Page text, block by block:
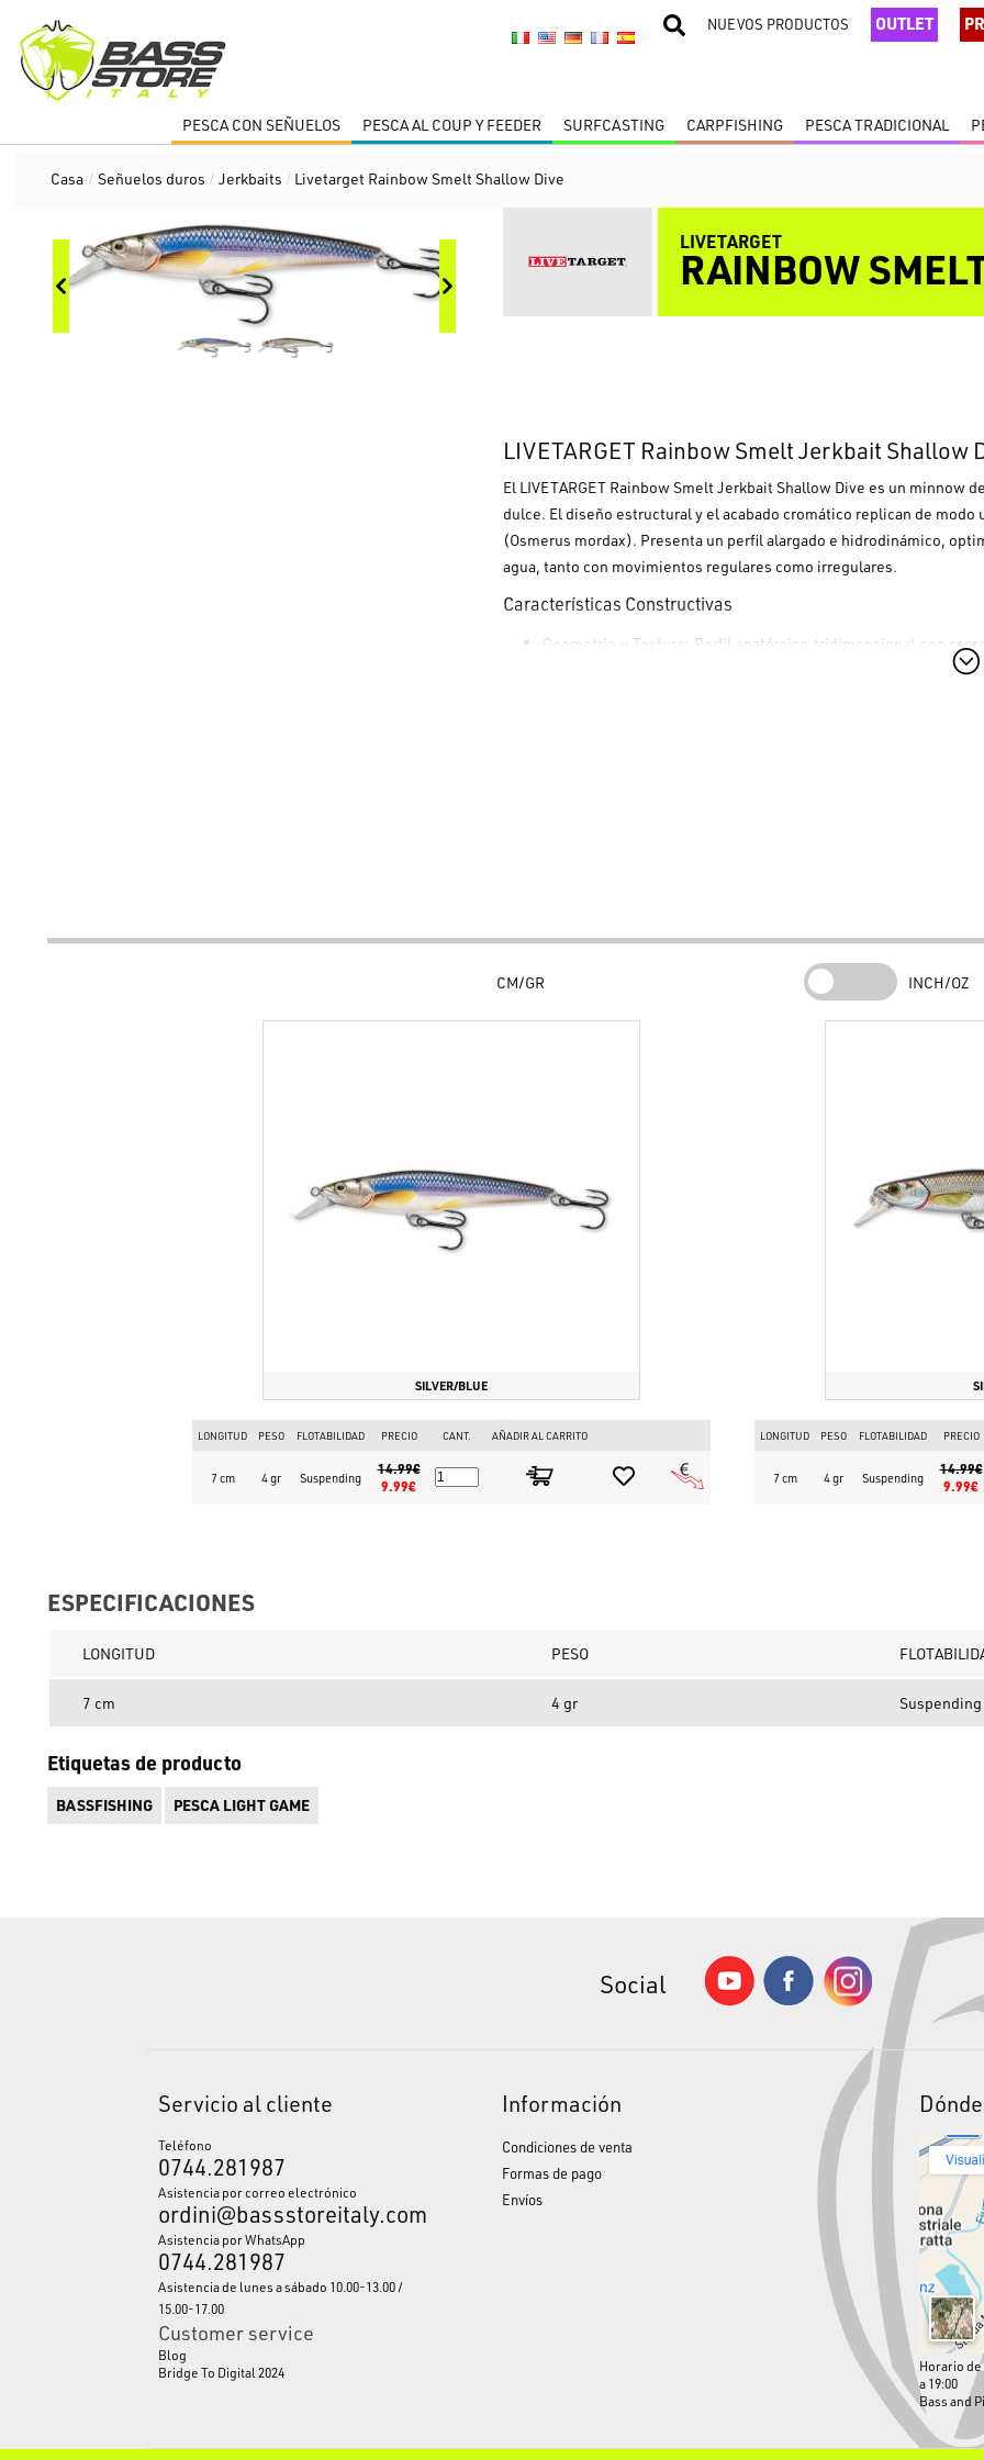
NUEVOS PRODUCTOS OUTLET
PESCA CON SEÑUELOS PESCA AL COUP Y FEEDER SURFCASTING CARPFISHING PESCA TRADICIONAL
Casa / Señuelos duros / Jerkbaits / Livetarget Rainbow Smelt Shallow Dive
LIVETARGET
RAINBOW
LIVETARGET Rainbow Smelt Jerkbait Shallow
El LIVETARGET Rainbow Smelt Jerkbait Shallow Dive es un minnow
dulce. El diseño estructural y el acabado cromático replican de
(Osmerus mordax). Presenta un perfil alargado e hidrodinámico,
agua, tanto con movimientos regulares como irregulares.
Características Constructivas
Geometría y Textura
: Perfil anatómico tridimensional con
eficacia de la presentación es óptima con una alternancia entre
en el cual el equilibrio neutro suspending mantiene el señuelo en
depredador.
CM/GR INCH/OZ
SILVER/BLUE
LONGITUD PESO FLOTABILIDAD PRECIO CANT. AÑADIR AL CARRITO
7 cm 4 gr Suspending
14.99€
9.99€
LONGITUD PESO FLOTABILIDAD PRECIO
7 cm 4 gr Suspending
14.99€
9.99€
ESPECIFICACIONES
LONGITUD PESO
7 cm 4 gr Suspending
Etiquetas de producto
BASSFISHING PESCA LIGHT GAME
Social
Servicio al cliente
Teléfono
0744.281987
Asistencia por correo electrónico
ordini@bassstoreitaly.com
Asistencia por WhatsApp
0744.281987
Asistencia de lunes a sábado 10.00-13.00 /
15.00-17.00
Customer service
Blog
Bridge To Digital 2024
Información
Condiciones de venta
Formas de pago
Envíos
Horario de
a 19:00
Bass and